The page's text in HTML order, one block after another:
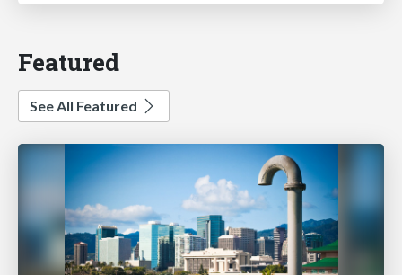
Featured
See All Featured